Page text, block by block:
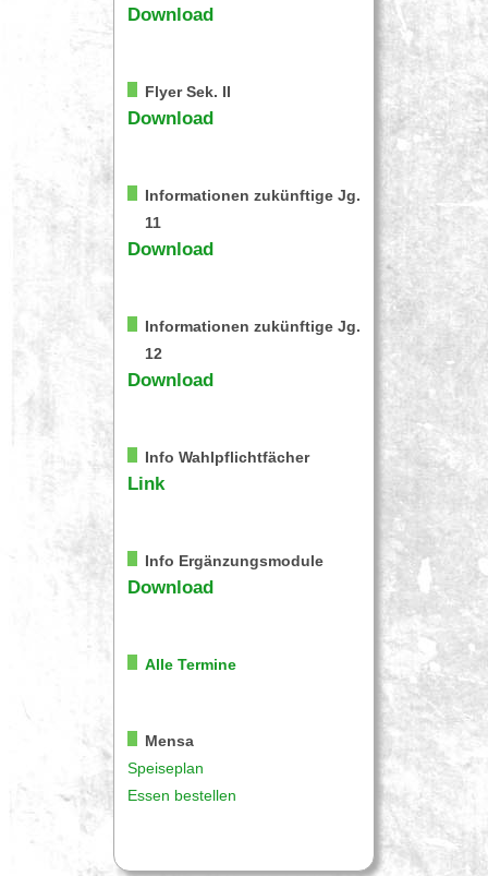
Download
Flyer Sek. II
Download
Informationen zukünftige Jg.
11
Download
Informationen zukünftige Jg.
12
Download
Info Wahlpflichtfächer
Link
Info Ergänzungsmodule
Download
Alle Termine
Mensa
Speiseplan
Essen bestellen